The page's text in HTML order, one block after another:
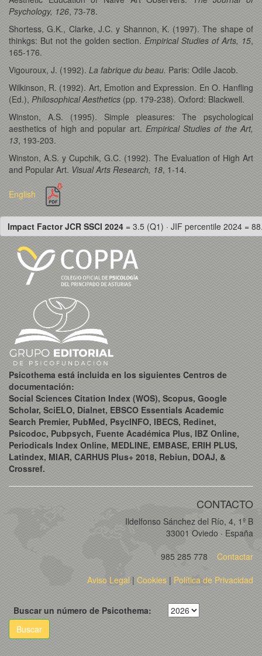
Psychology, 126, 73-78.
Shortess, G.K., Clarke, J.C. y Shannon, K. (1997). The shape of
thinkgs: But not the golden section. Empirical Studies of Arts, 15,
165-176.
Vigouroux, J. (1992). La fabrique du beau. Paris: Odile Jacob.
Wilkinson, R. (1992). Art, Emotion and Expression. En O. Hanfling
(Ed.), Philosophical Aesthetics (pp. 179-238). Oxford: Blackwell.
Winston, A.S. (1995). Simple pleasures: The psychological
aesthetics of high and popular art. Empirical Studies of the Art,
13, 193-203.
Winston, A.S. y Cupchik, G.C. (1992). The Evaluation of High Art
and Popular Art. Visual Arts Research, 18, 1-14.
English
Impact Factor JCR SSCI 2024 = 3.5 (Q1) · JIF percentile 2024 =
Psicothema está incluida en los siguientes Centros de
documentación:
Social Sciences Citation Index (WOS), Scopus, Google
Scholar, SciELO, Dialnet, EBSCO Essentials Academic
Search Premier, PubMed, PsycINFO, IBECS, Redinet,
Psicodoc, Pubpsych, Fuente Académica Plus, IBZ Online,
Periodicals Index Online, MEDLINE, EMBASE, ERIH PLUS,
Latindex, MIAR, CARHUS Plus+ 2018, Rebiun, DOAJ, &
Crossref.
CONTACTO
Ildelfonso Sánchez del Río, 4, 1º B
33001 Oviedo · España
985 285 778
Contactar
Aviso Legal| Cookies | Política de Privacidad
Buscar un número de Psicothema:
Buscar